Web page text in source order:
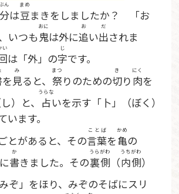
ん
は豆
まめ
まきをしましたか？ 「お
いつも鬼
おに
は外に追
お
い出
だ
されま
い
は「外」の字
じ
です。
を見
み
ると、 祭
まつ
りのための切
き
り 肉
にく
を
）と、 占
うらな
いを示す「卜」（ぼく）
ます。
とがあると、その言葉
ことば
を亀
かめ
の
に書
か
きました。その裏側
うらがわ
（内側
うちがわ
）
ぞ」をほり、みぞのそばにスリ